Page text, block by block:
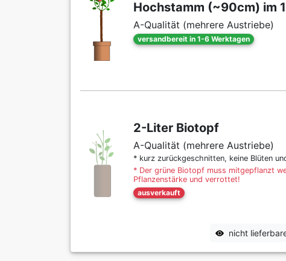
Hochstamm (~90cm) im
A-Qualität (mehrere Austriebe)
versandbereit in 1-6 Werktagen
2-Liter Biotopf
A-Qualität (mehrere Austriebe)
* kurz zurückgeschnitten, keine Blüten
* Der grüne Biotopf muss mitgepflanzt
Pflanzenstärke und verrottet!
ausverkauft
nicht